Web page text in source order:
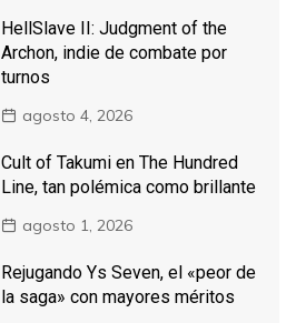
HellSlave II: Judgment of the
Archon, indie de combate por
turnos
agosto 4, 2026
Cult of Takumi en The Hundred
Line, tan polémica como brillante
agosto 1, 2026
Rejugando Ys Seven, el «peor de
la saga» con mayores méritos